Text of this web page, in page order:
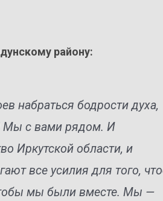
району:
набраться бодрости духа,
Мы с вами рядом. И
Иркутской области, и
все усилия для того,
мы были вместе. Мы —